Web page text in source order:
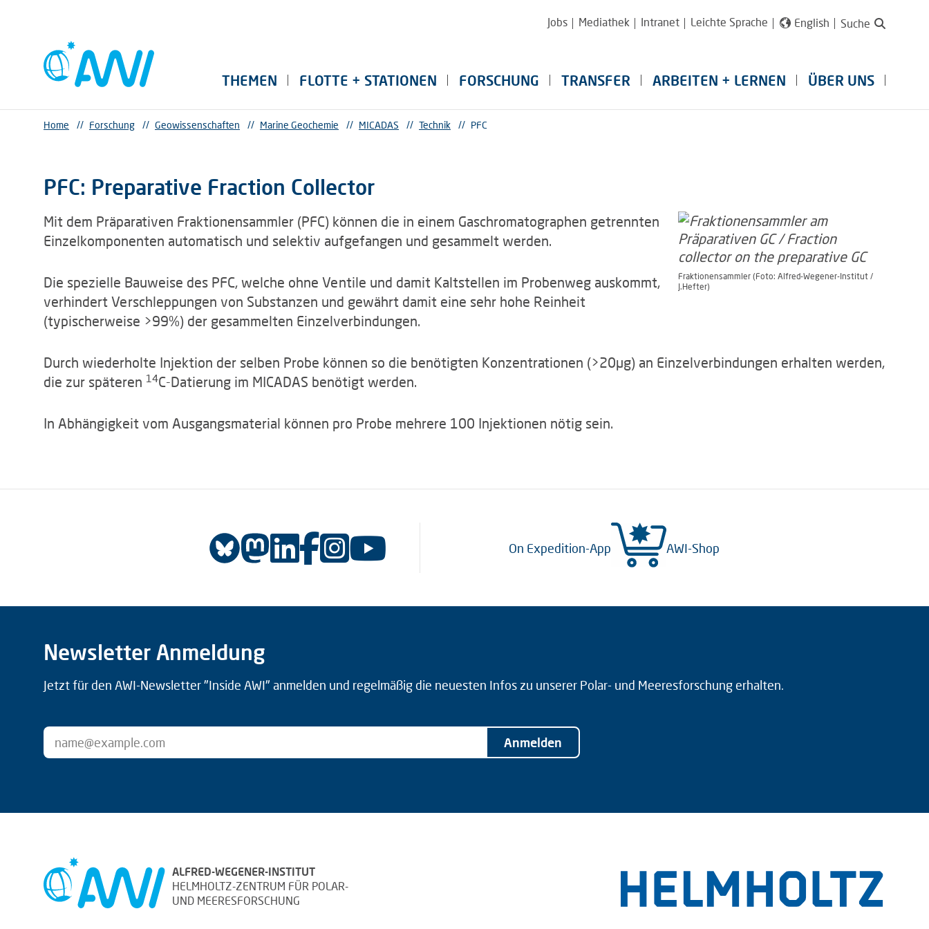
Jobs Mediathek Intranet Leichte Sprache English Suche
THEMEN FLOTTE + STATIONEN FORSCHUNG TRANSFER ARBEITEN + LERNEN ÜBER UNS
Home // Forschung // Geowissenschaften // Marine Geochemie // MICADAS // Technik // PFC
PFC: Preparative Fraction Collector
Fraktionensammler (Foto: Alfred-Wegener-Institut /
J.Hefter)
Mit dem Präparativen Fraktionensammler (PFC) können die in einem Gaschromatographen getrennten
Einzelkomponenten automatisch und selektiv aufgefangen und gesammelt werden.
Die spezielle Bauweise des PFC, welche ohne Ventile und damit Kaltstellen im Probenweg auskommt,
verhindert Verschleppungen von Substanzen und gewährt damit eine sehr hohe Reinheit
(typischerweise >99%) der gesammelten Einzelverbindungen.
Durch wiederholte Injektion der selben Probe können so die benötigten Konzentrationen (>20µg) an Einzelverbindungen erhalten werden,
die zur späteren 14C-Datierung im MICADAS benötigt werden.
In Abhängigkeit vom Ausgangsmaterial können pro Probe mehrere 100 Injektionen nötig sein.
On Expedition-App AWI-Shop
Newsletter Anmeldung
Jetzt für den AWI-Newsletter "Inside AWI" anmelden und regelmäßig die neuesten Infos zu unserer Polar- und Meeresforschung erhalten.
Anmelden
ALFRED-WEGENER-INSTITUT
HELMHOLTZ-ZENTRUM FÜR POLAR-
UND MEERESFORSCHUNG